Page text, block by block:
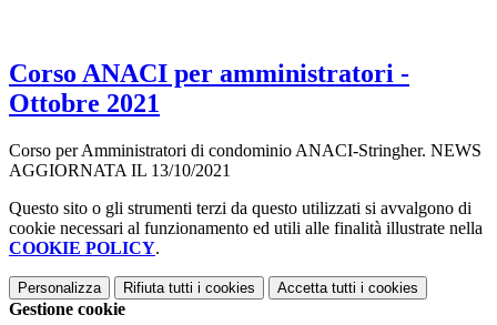
Corso ANACI per amministratori -
Ottobre 2021
Corso per Amministratori di condominio ANACI-Stringher. NEWS
AGGIORNATA IL 13/10/2021
Questo sito o gli strumenti terzi da questo utilizzati si avvalgono di
cookie necessari al funzionamento ed utili alle finalità illustrate nella
COOKIE POLICY.
Personalizza Rifiuta tutti i cookies Accetta tutti i cookies
Gestione cookie